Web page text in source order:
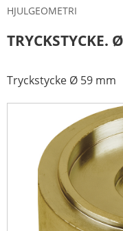
HJULGEOMETRI
TRYCKSTYCKE.
Tryckstycke Ø 59 mm